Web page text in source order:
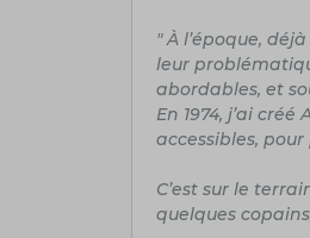
" À l’époque,
leur
abordables, et
En 1974, j’ai
accessibles,
C’est sur le
quelques